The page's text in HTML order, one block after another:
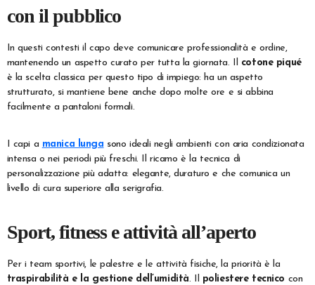
con il pubblico
In questi contesti il capo deve comunicare professionalità e ordine,
mantenendo un aspetto curato per tutta la giornata. Il cotone piqué
è la scelta classica per questo tipo di impiego: ha un aspetto
strutturato, si mantiene bene anche dopo molte ore e si abbina
facilmente a pantaloni formali.
I capi a manica lunga sono ideali negli ambienti con aria condizionata
intensa o nei periodi più freschi. Il ricamo è la tecnica di
personalizzazione più adatta: elegante, duraturo e che comunica un
livello di cura superiore alla serigrafia.
Sport, fitness e attività all’aperto
Per i team sportivi, le palestre e le attività fisiche, la priorità è la
traspirabilità e la gestione dell’umidità. Il poliestere tecnico con